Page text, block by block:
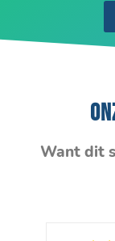
Want dit